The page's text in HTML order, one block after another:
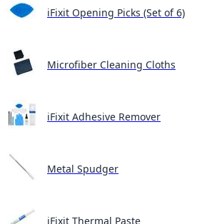
iFixit Opening Picks (Set of 6)
Microfiber Cleaning Cloths
iFixit Adhesive Remover
Metal Spudger
iFixit Thermal Paste